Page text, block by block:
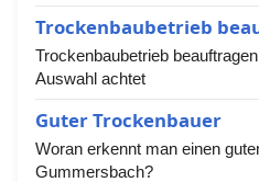
Trockenbaubetrieb
Trockenbaubetrieb
Auswahl achtet
Guter Trockenbauer
Woran erkennt man einen
Gummersbach?